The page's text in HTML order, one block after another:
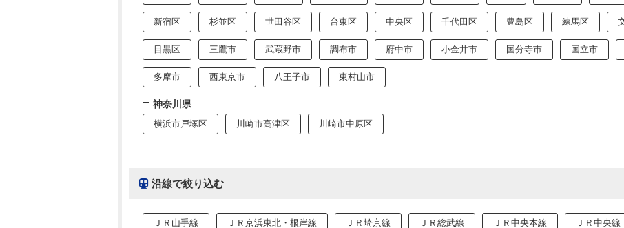
新宿区 杉並区 世田谷区 台東区 中央区 千代田区 豊島区 練馬区
目黒区 三鷹市 武蔵野市 調布市 府中市 小金井市 国分寺市 国立市
多摩市 西東京市 八王子市 東村山市
神奈川県
横浜市戸塚区 川崎市高津区 川崎市中原区
沿線で絞り込む
ＪＲ山手線 ＪＲ京浜東北・根岸線 ＪＲ埼京線 ＪＲ総武線 ＪＲ中央本線 ＪＲ中央線